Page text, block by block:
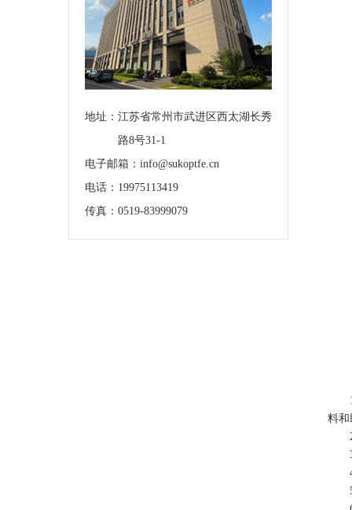
地址： 江苏省常州市武进区西太湖长秀
路8号31-1
电子邮箱：info@sukoptfe.cn
电话：19975113419
传真：0519-83999079
料和